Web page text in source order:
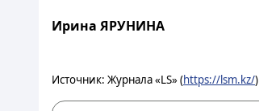
Ирина ЯРУНИНА
Источник: Журнала «LS» (https://lsm.kz/)